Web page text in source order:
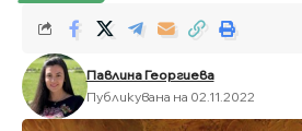
Павлина Георгиева
Публикувана на 02.11.2022